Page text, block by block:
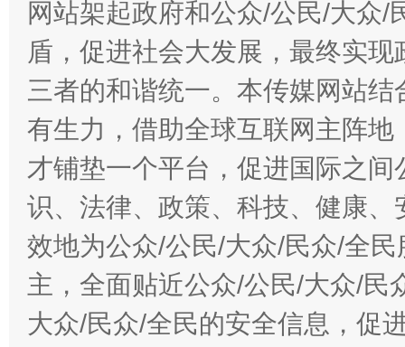
网站架起政府和公众/公民/大众
盾，促进社会大发展，最终实
三者的和谐统一。本传媒网站
有生力，借助全球互联网主阵
才铺垫一个平台，促进国际之
识、法律、政策、科技、健康
效地为公众/公民/大众/民众/全
主，全面贴近公众/公民/大众/民
大众/民众/全民的安全信息，促